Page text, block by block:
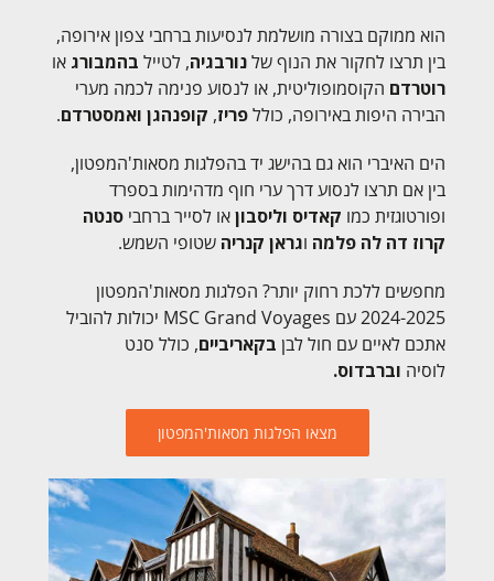
הוא ממוקם בצורה מושלמת לנסיעות ברחבי צפון אירופה,
בין תרצו לחקור את הנוף שלנורבגיה, לטייל בהמבורג או
רוטרדם הקוסמופוליטית, או לנסוע פנימה לכמה מערי
הבירה היפות באירופה, כוללפריז, קופנהגן ואמסטרדם.
הים האיברי הוא גם בהישג יד בהפלגות מסאות'המפטון,
בין אם תרצו לנסוע דרך ערי חוף מדהימות בספרד
ופורטוגזית כמו קאדיס וליסבוןאו לסייר ברחביסנטה
קרוז דה לה פלמה וגראן קנריה שטופי השמש.
מחפשים ללכת רחוק יותר? הפלגות מסאות'המפטון
2024-2025 עם MSC Grand Voyages יכולות להוביל
אתכם לאיים עם חול לבן בקאריביים, כולל סנט
לוסיה וברבדוס.
מצאו הפלגות מסאות'המפטון